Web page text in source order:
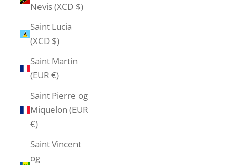
Nevis (XCD $)
Saint Lucia
(XCD $)
Saint Martin
(EUR €)
Saint Pierre og
Miquelon (EUR
€)
Saint Vincent
og